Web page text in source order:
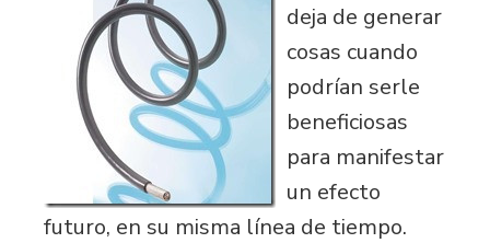
deja de generar
cosas cuando
podrían serle
beneficiosas
para manifestar
un efecto
futuro, en su misma línea de tiempo.